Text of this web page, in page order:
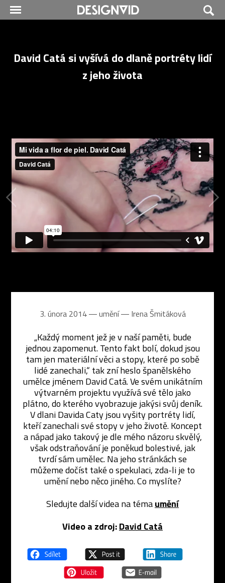
David Catá si vyšívá do dlaně portréty lidí
z jeho života
3. února 2014 ― umění ― Irena Šmitáková
„Každý moment jež je v naší paměti, bude
jednou zapomenut. Tento fakt bolí, dokud jsou
tam jen materiální věci a stopy, které po sobě
lidé zanechali,“ tak zní heslo španělského
umělce jménem David Catá. Ve svém unikátním
výtvarném projektu využívá své tělo jako
plátno, do kterého vyobrazuje jakýsi svůj deník.
V dlani Davida Caty jsou vyšity portréty lidí,
kteří zanechali své stopy v jeho životě. Koncept
a nápad jako takový je dle mého názoru skvělý,
však odstraňování je poněkud bolestivé, jak
tvrdí sám umělec. Na jeho stránkách se
můžeme dočíst také o spekulaci, zda-li je to
umění nebo něco jiného. Co myslíte?
Sledujte další videa na témaumění
Video a zdroj:David Catá